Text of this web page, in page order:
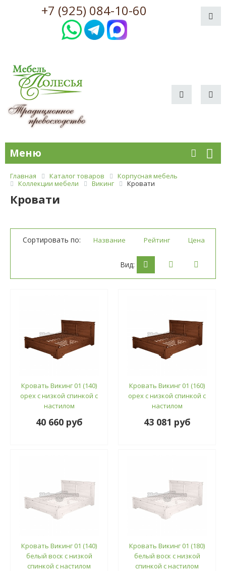
+7 (925) 084-10-60
Меню
Главная Каталог товаров
Корпусная мебель
Коллекции мебели
Викинг Кровати
Кровати
Сортировать по: Название Рейтинг Цена
Вид:
Кровать Викинг 01 (140)
орех с низкой спинкой с
настилом
40 660 руб
Кровать Викинг 01 (160)
орех с низкой спинкой с
настилом
43 081 руб
Кровать Викинг 01 (140)
белый воск с низкой
спинкой с настилом
Кровать Викинг 01 (180)
белый воск с низкой
спинкой с настилом